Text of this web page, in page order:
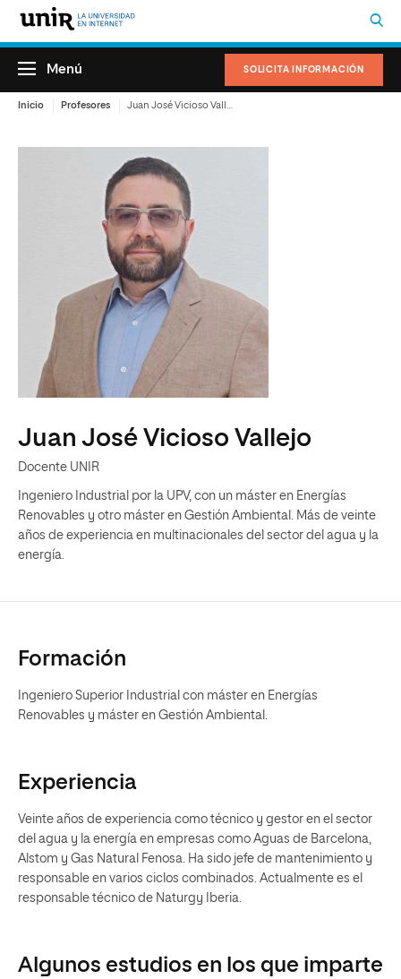
SOLICITA INFORMACIÓN
Menú
Inicio Profesores
Juan José Vicioso Vallejo
Docente UNIR
Ingeniero Industrial por la UPV, con un máster en Energías
Renovables y otro máster en Gestión Ambiental. Más de veinte
años de experiencia en multinacionales del sector del agua y la
energía.
Formación
Ingeniero Superior Industrial con máster en Energías
Renovables y máster en Gestión Ambiental.
Experiencia
Veinte años de experiencia como técnico y gestor en el sector
del agua y la energía en empresas como Aguas de Barcelona,
Alstom y Gas Natural Fenosa. Ha sido jefe de mantenimiento y
responsable en varios ciclos combinados. Actualmente es el
responsable técnico de Naturgy Iberia.
Algunos estudios en los que imparte